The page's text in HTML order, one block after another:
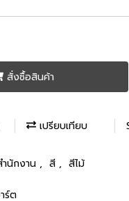
สั่งซื้อสินค้า
เปรียบเทียบ
นักงาน , สี , สีไม้
ร์ต